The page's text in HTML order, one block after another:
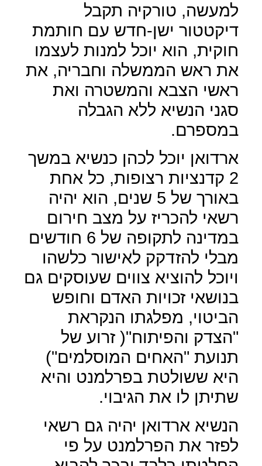
למעשה, טורקיה תקבל
דיקטטור ישן-חדש עם חותמת
חוקית, הוא יוכל למנות לעצמו
את ראש הממשלה וחבריה, את
ראשי הצבא והמשטרה ואת
סגני הנשיא ללא הגבלה
במספרם.
ארדואן יוכל לכהן כנשיא במשך
2 קדנציות רצופות, כל אחת
באורך של 5 שנים, הוא יהיה
רשאי להכריז על מצב חירום
במדינה לתקופה של 6 חודשים
מבלי להזדקק לאישור כלשהו
ויוכל להוציא צווים שעוסקים גם
בנושאי זכויות האדם וחופש
הביטוי, מפלגתו הנקראת
"הצדק והפיתוח"( זרוע של
תנועת "האחים המוסלמים")
היא ששולטת בפרלמנט והיא
שתיתן לו את הגיבוי.
הנשיא ארדואן יהיה גם רשאי
לפזר את הפרלמנט על פי